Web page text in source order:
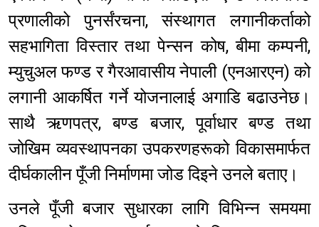
प्रणालीको पुनर्संरचना, संस्थागत लगानीकर्ताको
सहभागिता विस्तार तथा पेन्सन कोष, बीमा कम्पनी,
म्युचुअल फण्ड र गैरआवासीय नेपाली (एनआरएन) को
लगानी आकर्षित गर्ने योजनालाई अगाडि बढाउनेछ।
साथै ऋणपत्र, बण्ड बजार, पूर्वाधार बण्ड तथा
जोखिम व्यवस्थापनका उपकरणहरूको विकासमार्फत
दीर्घकालीन पूँजी निर्माणमा जोड दिइने उनले बताए।
उनले पूँजी बजार सुधारका लागि विभिन्न समयमा